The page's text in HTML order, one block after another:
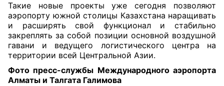
Такие новые проекты уже сегодня позволяют
аэропорту южной столицы Казахстана наращивать
и расширять свой функционал и стабильно
закреплять за собой позиции основной воздушной
гавани и ведущего логистического центра на
территории всей Центральной Азии.
Фото пресс-службы Международного аэропорта
Алматы и Талгата Галимова